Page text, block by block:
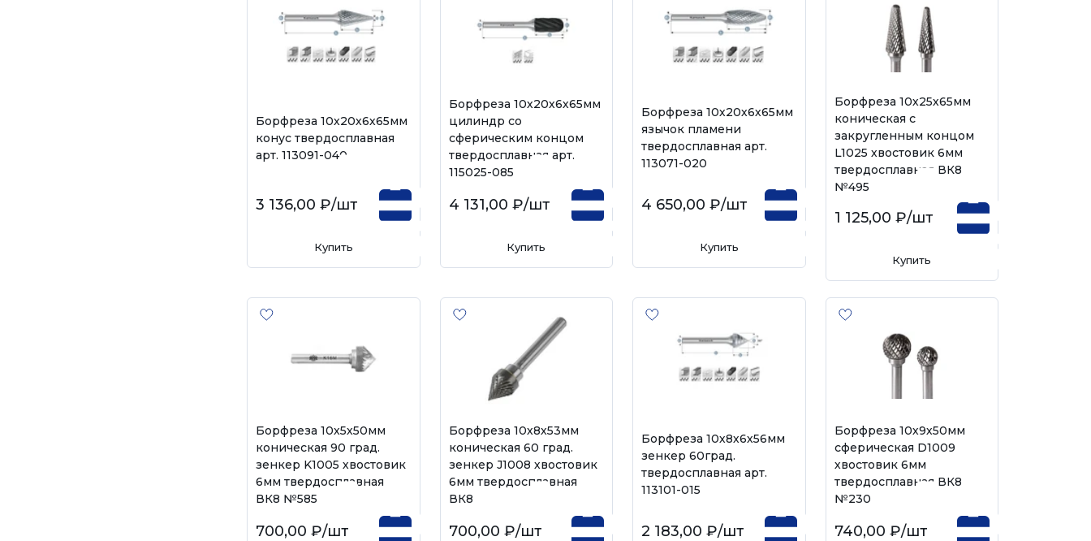
Борфреза 10х20х6х65мм
конус твердосплавная
арт. 113091-040
3 136,00 ₽/шт
Купить
Борфреза 10х20х6х65мм
цилиндр со
сферическим концом
твердосплавная арт.
115025-085
4 131,00 ₽/шт
Купить
Борфреза 10х20х6х65мм
язычок пламени
твердосплавная арт.
113071-020
4 650,00 ₽/шт
Купить
Борфреза 10х25х65мм
коническая с
закругленным концом
L1025 хвостовик 6мм
твердосплавная ВК8
№495
1 125,00 ₽/шт
Купить
Борфреза 10х5х50мм
коническая 90 град.
зенкер K1005 хвостовик
6мм твердосплавная
ВК8 №585
700,00 ₽/шт
Борфреза 10х8х53мм
коническая 60 град.
зенкер J1008 хвостовик
6мм твердосплавная
ВК8
700,00 ₽/шт
Борфреза 10х8х6х56мм
зенкер 60град.
твердосплавная арт.
113101-015
2 183,00 ₽/шт
Борфреза 10х9х50мм
сферическая D1009
хвостовик 6мм
твердосплавная ВК8
№230
740,00 ₽/шт